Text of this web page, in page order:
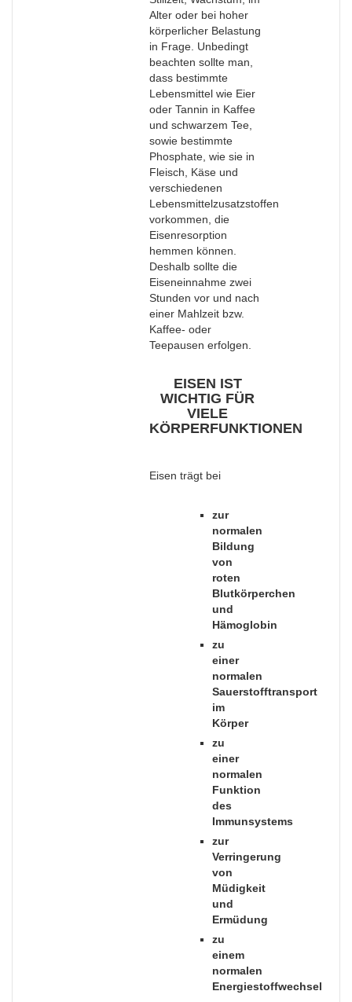
Alter oder bei hoher
körperlicher Belastung
in Frage. Unbedingt
beachten sollte man,
dass bestimmte
Lebensmittel wie Eier
oder Tannin in Kaffee
und schwarzem Tee,
sowie bestimmte
Phosphate, wie sie in
Fleisch, Käse und
verschiedenen
Lebensmittelzusatzstoffen
vorkommen, die
Eisenresorption
hemmen können.
Deshalb sollte die
Eiseneinnahme zwei
Stunden vor und nach
einer Mahlzeit bzw.
Kaffee- oder
Teepausen erfolgen.
EISEN IST
WICHTIG FÜR
VIELE
KÖRPERFUNKTIONEN
Eisen trägt bei
zur
normalen
Bildung
von
roten
Blutkörperchen
und
Hämoglobin
zu
einer
normalen
Sauerstofftransport
im
Körper
zu
einer
normalen
Funktion
des
Immunsystems
zur
Verringerung
von
Müdigkeit
und
Ermüdung
zu
einem
normalen
Energiestoffwechsel